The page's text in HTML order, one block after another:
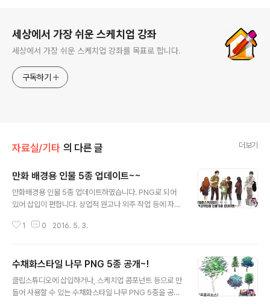
세상에서 가장 쉬운 스케치업 강좌
세상에서 가장 쉬운 스케치업 강좌를 목표로 합니다.
구독하기
자료실/기타 의 다른 글 더보기
만화 배경용 인물 5종 업데이트~~
만화배경용 인물 5종 업데이트하였습니다. PNG로 되어
있어 삽입이 편합니다. 상업적 원고나 외주 작업 등에 자유
시려면 아래링크로~ http://elfism.com/dcr/people/s
1 0 2016. 5. 3.
수채화스타일 나무 PNG 5종 공개~!
클립스튜디오에 삽입하거나, 스케치업 콤포넌트 등으로 만
들어 사용할 수 있는 수채화스타일 나무 PNG 5종을 공개